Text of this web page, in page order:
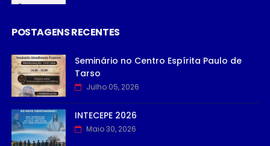
POSTAGENS RECENTES
Seminário no Centro Espírita Paulo de
Tarso
Julho 05, 2026
INTECEPE 2026
Maio 30, 2026